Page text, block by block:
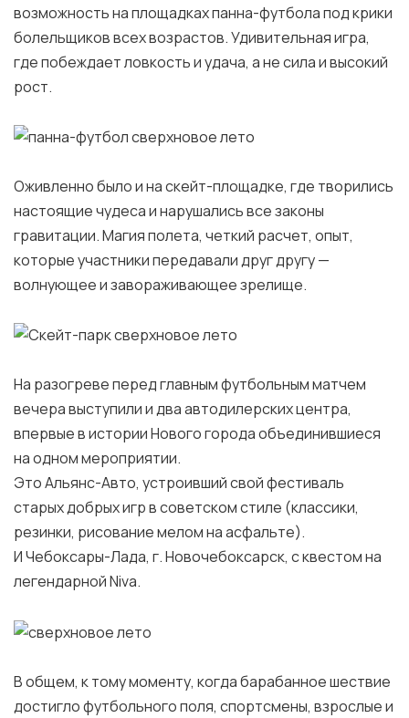
возможность на площадках панна-футбола под крики
болельщиков всех возрастов. Удивительная игра,
где побеждает ловкость и удача, а не сила и высокий
рост.
Оживленно было и на скейт-площадке, где творились
настоящие чудеса и нарушались все законы
гравитации. Магия полета, четкий расчет, опыт,
которые участники передавали друг другу —
волнующее и завораживающее зрелище.
На разогреве перед главным футбольным матчем
вечера выступили и два автодилерских центра,
впервые в истории Нового города объединившиеся
на одном мероприятии.
Это Альянс-Авто, устроивший свой фестиваль
старых добрых игр в советском стиле (классики,
резинки, рисование мелом на асфальте).
И Чебоксары-Лада, г. Новочебоксарск, с квестом на
легендарной Niva.
В общем, к тому моменту, когда барабанное шествие
достигло футбольного поля, спортсмены, взрослые и